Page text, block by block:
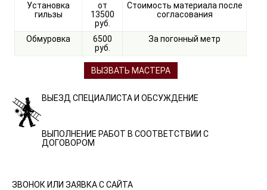
Установка
гильзы
от
13500
руб.
Стоимость материала после
согласования
Обмуровка
6500
руб.
За погонный метр
ВЫЗВАТЬ МАСТЕРА
ВЫЕЗД СПЕЦИАЛИСТА И ОБСУЖДЕНИЕ
ВЫПОЛНЕНИЕ РАБОТ В СООТВЕТСТВИИ С
ДОГОВОРОМ
ЗВОНОК ИЛИ ЗАЯВКА С САЙТА